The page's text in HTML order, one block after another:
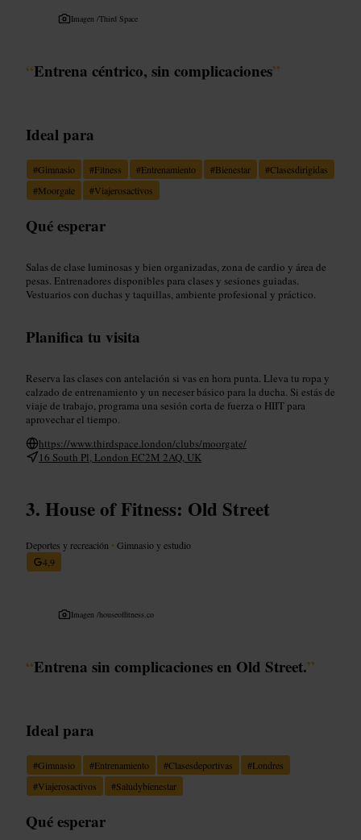
Imagen /Third Space
“Entrena céntrico, sin complicaciones”
Ideal para
#Gimnasio #Fitness #Entrenamiento #Bienestar #Clasesdirigidas
#Moorgate #Viajerosactivos
Qué esperar
Salas de clase luminosas y bien organizadas, zona de cardio y área de
pesas. Entrenadores disponibles para clases y sesiones guiadas.
Vestuarios con duchas y taquillas, ambiente profesional y práctico.
Planifica tu visita
Reserva las clases con antelación si vas en hora punta. Lleva tu ropa y
calzado de entrenamiento y un neceser básico para la ducha. Si estás de
viaje de trabajo, programa una sesión corta de fuerza o HIIT para
aprovechar el tiempo.
https://www.thirdspace.london/clubs/moorgate/
16 South Pl, London EC2M 2AQ, UK
House of Fitness: Old Street
Deportes y recreación •Gimnasio y estudio
4,9
Imagen /houseoffitness.co
“Entrena sin complicaciones en Old Street.”
Ideal para
#Gimnasio #Entrenamiento #Clasesdeportivas #Londres
#Viajerosactivos #Saludybienestar
Qué esperar